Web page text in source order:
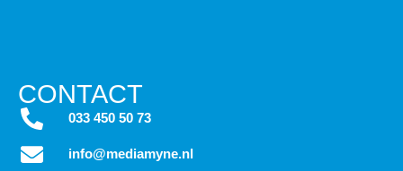
CONTACT
033 450 50 73
info@mediamyne.nl